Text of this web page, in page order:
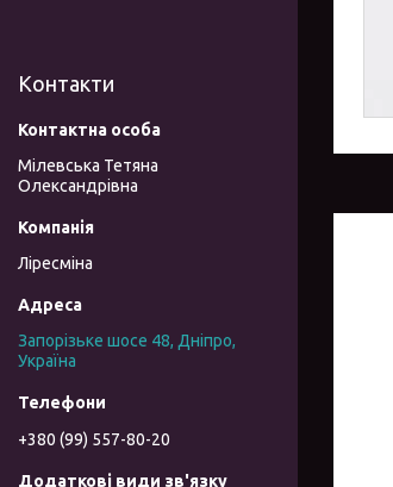
Контакти
Мілевська Тетяна
Олександрівна
Ліресміна
Запорізьке шосе 48, Дніпро,
Україна
+380 (99) 557-80-20